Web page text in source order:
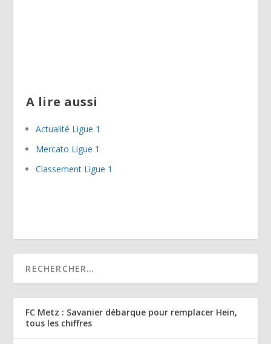
A lire aussi
Actualité Ligue 1
Mercato Ligue 1
Classement Ligue 1
FC Metz : Savanier débarque pour remplacer Hein,
tous les chiffres